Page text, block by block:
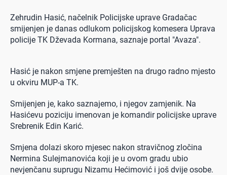
Zehrudin Hasić, načelnik Policijske uprave Gradačac
smijenjen je danas odlukom policijskog komesera Uprava
policije TK Dževada Kormana, saznaje portal "Avaza".
Hasić je nakon smjene premješten na drugo radno mjesto
u okviru MUP-a TK.
Smijenjen je, kako saznajemo, i njegov zamjenik. Na
Hasićevu poziciju imenovan je komandir policijske uprave
Srebrenik Edin Karić.
Smjena dolazi skoro mjesec nakon stravičnog zločina
Nermina Sulejmanovića koji je u ovom gradu ubio
nevjenčanu suprugu Nizamu Hećimović i još dvije osobe.